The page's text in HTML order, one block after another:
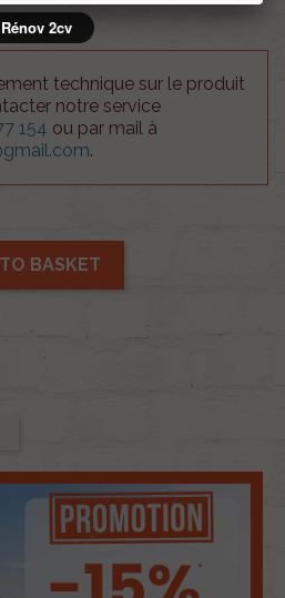
technique sur le produit
notre service
154 ou par mail à
.
BASKET
Rénov 2cv